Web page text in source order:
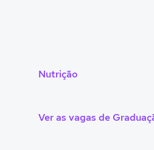
Nutrição
Ver as vagas de